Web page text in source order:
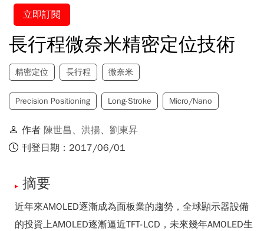
立即訂閱
長行程微奈米精密定位技術
精密定位 長行程 微奈米
Precision Positioning Long-Stroke Micro/Nano
作者 陳世昌 、 洪揚、 劉東昇
刊登日期：2017/06/01
摘要
近年來AMOLED逐漸成為面板業的趨勢，全球顯示器設備
的投資上AMOLED逐漸逼近TFT-LCD，未來幾年AMOLED生